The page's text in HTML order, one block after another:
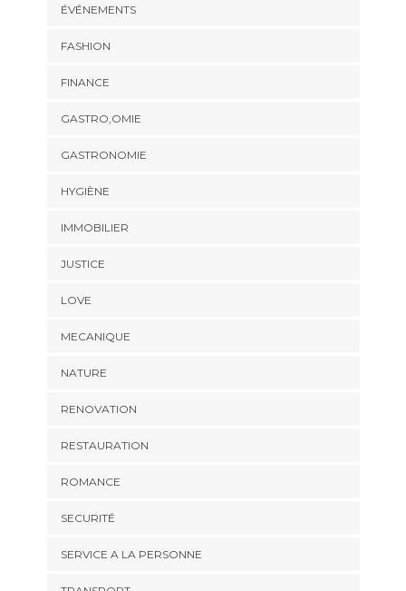
ÉVÉNEMENTS
FASHION
FINANCE
GASTRO,OMIE
GASTRONOMIE
HYGIÈNE
IMMOBILIER
JUSTICE
LOVE
MECANIQUE
NATURE
RENOVATION
RESTAURATION
ROMANCE
SECURITÉ
SERVICE A LA PERSONNE